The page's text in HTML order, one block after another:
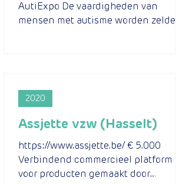
AutiExpo De vaardigheden van
mensen met autisme worden zelden
Assjette vzw (Hasselt)
https://www.assjette.be/ € 5.000
Verbindend commercieel platform
voor producten gemaakt door
2020